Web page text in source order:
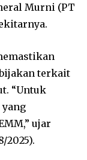
Murni (PT
terkait
“Untuk
yang
ujar
2025).